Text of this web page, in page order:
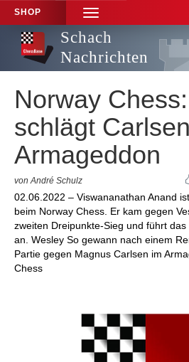
SHOP
TOGGLE
NAVIGATION
Schach
Nachrichten
Norway
schlägt
Armageddon
von André Schulz
02.06.2022 – Viswananathan Anand
beim Norway Chess. Er kam gegen
zweiten Dreipunkte-Sieg und führt
an. Wesley So gewann nach einem
Partie gegen Magnus Carlsen im
Chess